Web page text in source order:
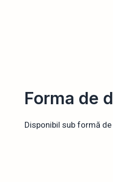
Forma de
Disponibil sub formă